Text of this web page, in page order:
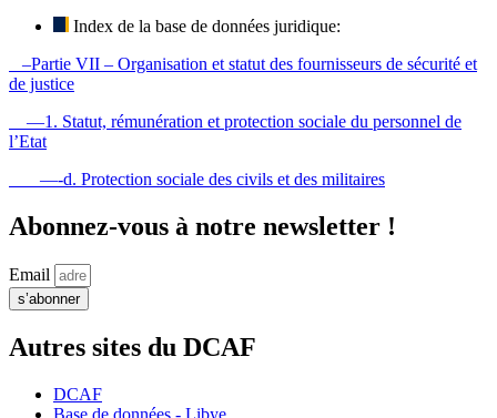
Index de la base de données juridique:
–Partie VII – Organisation et statut des fournisseurs de sécurité et
de justice
—1. Statut, rémunération et protection sociale du personnel de
l’Etat
—-d. Protection sociale des civils et des militaires
Abonnez-vous à notre newsletter !
Email
s’abonner
Autres sites du DCAF
DCAF
Base de données - Libye